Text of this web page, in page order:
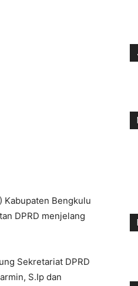
Kabupaten Bengkulu
DPRD menjelang
Sekretariat DPRD
S.Ip dan